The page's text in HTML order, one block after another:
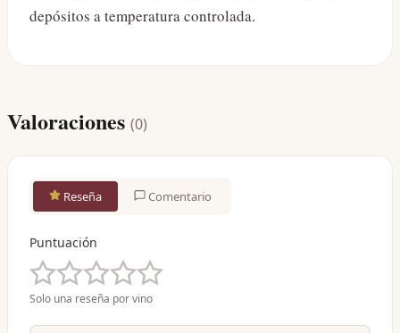
depósitos a temperatura controlada.
Valoraciones (0)
Reseña Comentario
Puntuación
Solo una reseña por vino